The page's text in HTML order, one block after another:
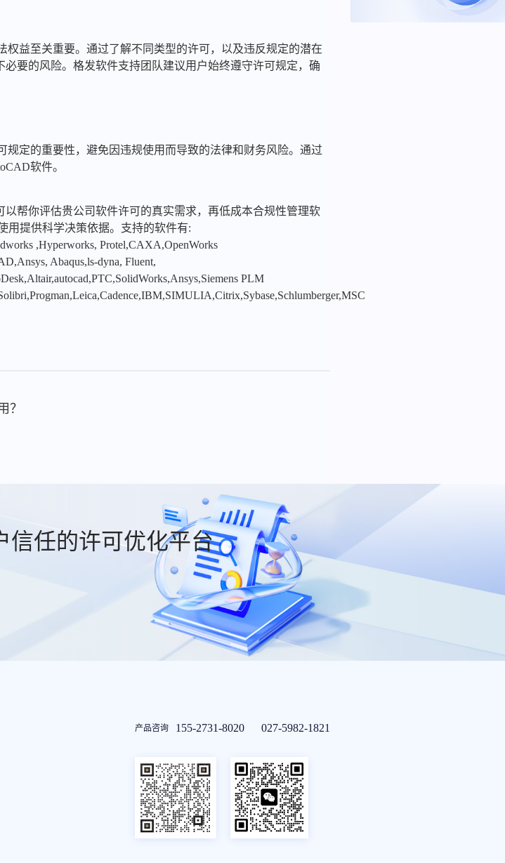
益至关重要。通过了解不同类型的许可，以及违反规定的潜在
要的风险。格发软件支持团队建议用户始终遵守许可规定，确
定的重要性，避免因违规使用而导致的法律和财务风险。通过
软件。
以帮你评估贵公司软件许可的真实需求，再低成本合规性管理软
用提供科学决策依据。支持的软件有:
,Hyperworks, Protel,CAXA,OpenWorks
Abaqus,ls-dyna, Fluent,
PLM
？
信任的许可优化平台
产品咨询 155-2731-8020 027-5982-1821